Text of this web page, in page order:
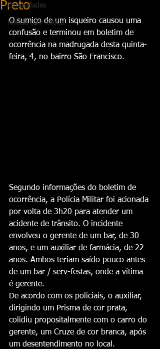
Curiosidades
Notícia com fofoca
Preto
O sumiço de um isqueiro causou uma
confusão e terminou em boletim de
ocorrência na madrugada desta quinta-
feira, 4, no bairro São Francisco.
Segundo informações do boletim de
ocorrência, a Polícia Militar foi acionada
por volta de 3h20 para atender um
acidente de trânsito. O incidente
envolveu o gerente de um bar, de 30
anos, e um auxiliar de farmácia, de 22
anos. Ambos teriam saído pouco antes
de um bar / serv-festas, onde a vítima
é gerente.
De acordo com os policiais, o auxiliar,
dirigindo um Prisma de cor prata,
colidiu propositalmente com o carro do
gerente, um Cruze de cor branca, após
um desentendimento no local.